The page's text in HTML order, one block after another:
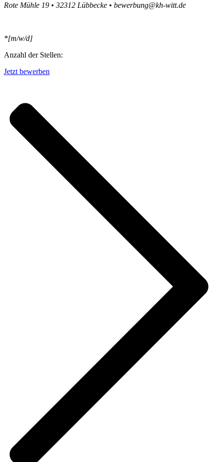
Rote Mühle 19 • 32312 Lübbecke • bewerbung@kh-witt.de
*[m/w/d]
Anzahl der Stellen:
Jetzt bewerben